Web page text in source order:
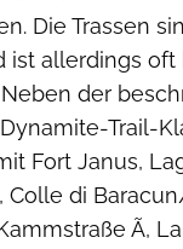
Die Trassen
ist allerdings oft
der
Trail-
Fort Janus,
Colle di
Ã,